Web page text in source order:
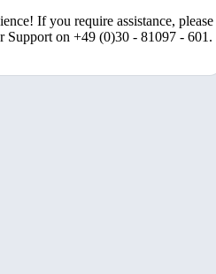
If you require assistance, please
Support on +49 (0)30 - 81097 - 601.